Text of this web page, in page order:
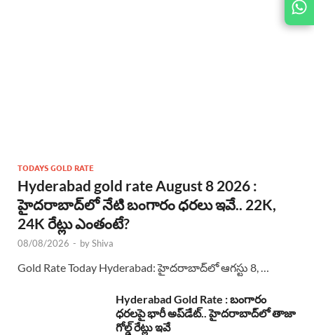
JOIN
US ON
TODAYS GOLD RATE
Hyderabad gold rate August 8 2026 :
హైదరాబాద్‌లో నేటి బంగారం ధరలు ఇవే.. 22K,
24K రేట్లు ఎంతంటే?
08/08/2026 - byShiva
Gold Rate Today Hyderabad: హైదరాబాద్‌లో ఆగస్టు 8, …
Hyderabad Gold Rate : బంగారం
ధరలపై భారీ అప్‌డేట్.. హైదరాబాద్‌లో తాజా
గోల్డ్ రేట్లు ఇవే